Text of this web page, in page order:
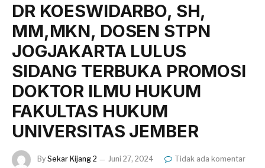
DR KOESWIDARBO, SH,
MM,MKN, DOSEN STPN
JOGJAKARTA LULUS
SIDANG TERBUKA PROMOSI
DOKTOR ILMU HUKUM
FAKULTAS HUKUM
UNIVERSITAS JEMBER
By Sekar Kijang 2 Juni 27, 2024
Tidak ada komentar